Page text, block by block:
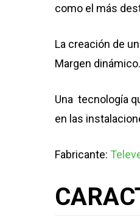
como el más
La creación de
Margen dinámico.
Una tecnología
en las
Fabricante: